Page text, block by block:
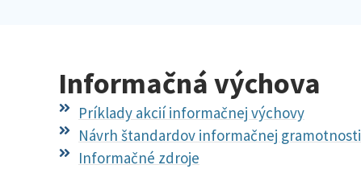
Informačná výchova
Príklady akcií informačnej výchovy
Návrh štandardov informačnej gramotnosti
Informačné zdroje